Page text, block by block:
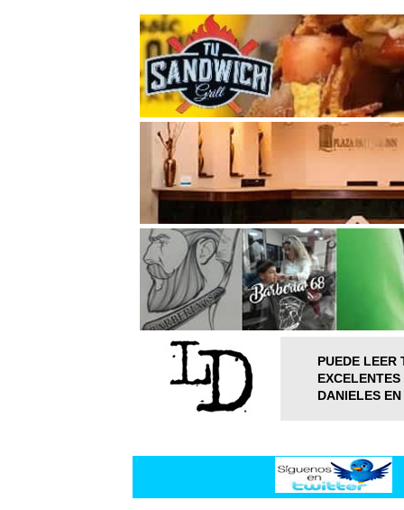
PUEDE LEER
DANIELES